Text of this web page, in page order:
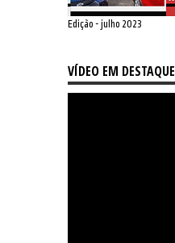
Edição - julho 2023
VÍDEO EM DESTAQUE